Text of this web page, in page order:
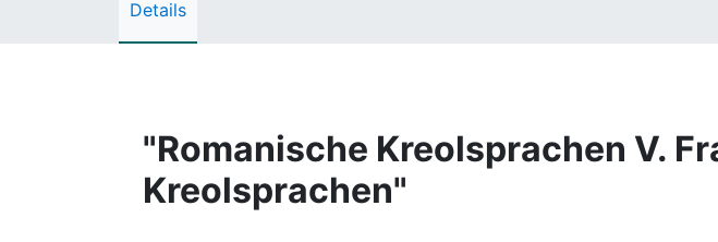
Details
"Romanische Kreolsprachen V.
Kreolsprachen"